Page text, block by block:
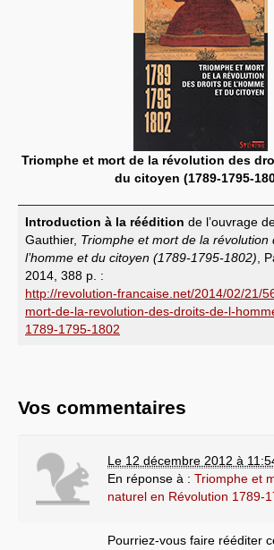
Triomphe et mort de la révolution des
du citoyen (1789-1795-
Introduction à la réédition de l’ouvrage
Gauthier, Triomphe et mort de la révolution
l’homme et du citoyen (1789-1795-1802) ,
2014, 388 p. :
http://revolution-francaise.net/2014/02/21/
mort-de-la-revolution-des-droits-de-l-
1789-1795-1802
Vos commentaires
Le 12 décembre 2012 à
En réponse à : Triomphe et
naturel en Révolution 1789-
Pourriez-vous faire rééditer